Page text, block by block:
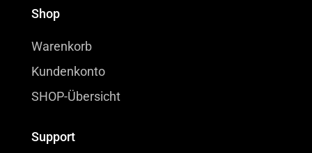
Shop
Warenkorb
Kundenkonto
SHOP-Übersicht
Support